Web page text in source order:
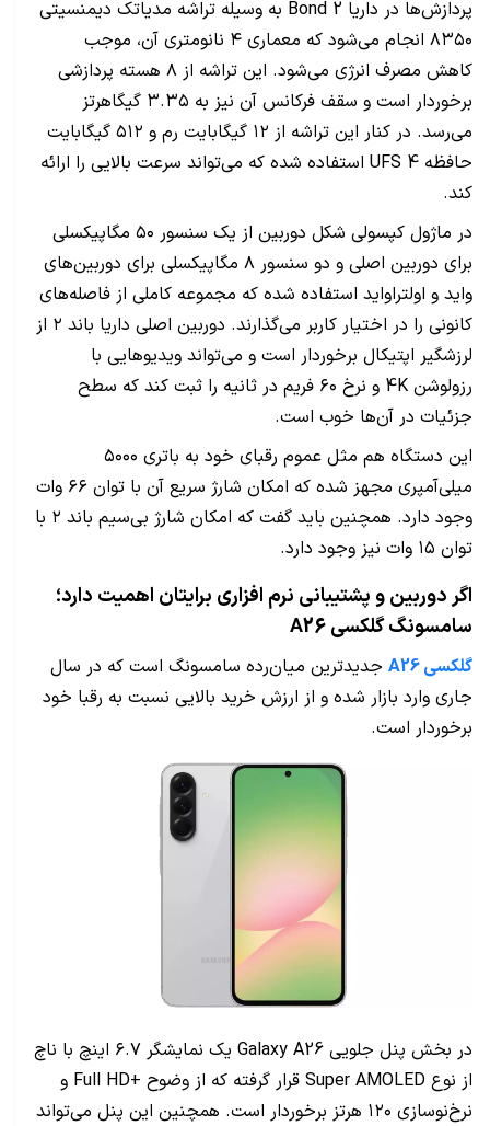
پردازش‌ها در داریا Bond 2 به وسیله تراشه مدیاتک دیمنسیتی
۸۳۵۰ انجام می‌شود که معماری ۴ نانومتری آن، موجب
کاهش مصرف انرژی می‌شود. این تراشه از ۸ هسته پردازشی
برخوردار است و سقف فرکانس آن نیز به ۳.۳۵ گیگاهرتز
می‌رسد. در کنار این تراشه از ۱۲ گیگابایت رم و ۵۱۲ گیگابایت
حافظه UFS 4 استفاده شده که می‌تواند سرعت بالایی را ارائه
کند.
در ماژول کپسولی شکل دوربین از یک سنسور ۵۰ مگاپیکسلی
برای دوربین اصلی و دو سنسور ۸ مگاپیکسلی برای دوربین‌های
واید و اولترا‌واید استفاده شده که مجموعه کاملی از فاصله‌های
کانونی را در اختیار کاربر می‌گذارند. دوربین اصلی داریا باند ۲ از
لرزشگیر اپتیکال برخوردار است و می‌تواند ویدیو‌هایی با
رزولوشن 4K و نرخ ۶۰ فریم در ثانیه را ثبت کند که سطح
جزئیات در آن‌ها خوب است.
این دستگاه هم مثل عموم رقبای خود به باتری ۵۰۰۰
میلی‌آمپری مجهز شده که امکان شارژ سریع آن با توان ۶۶ وات
وجود دارد. همچنین باید گفت که امکان شارژ بی‌سیم باند ۲ با
توان ۱۵ وات نیز وجود دارد.
اگر دوربین و پشتیبانی نرم افزاری برایتان اهمیت دارد؛
سامسونگ گلکسی A26
گلکسی A26
جدیدترین میان‌رده سامسونگ است که در سال
جاری وارد بازار شده و از ارزش خرید بالایی نسبت به رقبا خود
برخوردار است.
در بخش پنل جلویی Galaxy A26 یک نمایشگر ۶.۷ اینچ با ناچ
از نوع Super AMOLED قرار گرفته که از وضوح +Full HD و
نرخ‌نوسازی ۱۲۰ هرتز برخوردار است. همچنین این پنل می‌تواند